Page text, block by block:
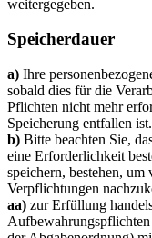
weitergegeben.
Speicherdauer
a) Ihre
sobald dies für die
Pflichten nicht mehr
Speicherung entfallen ist.
b) Bitte beachten Sie,
eine Erforderlichkeit
speichern, bestehen, um
Verpflichtungen
aa) zur Erfüllung